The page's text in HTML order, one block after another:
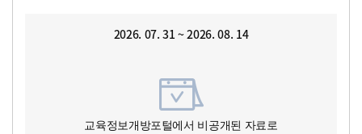
2026. 07. 31 ~ 2026. 08. 14
교육정보개방포털에서 비공개된 자료로